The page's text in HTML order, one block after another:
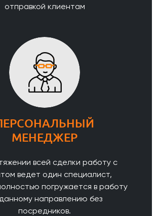
отправкой клиентам
МЕНЕДЖЕР
всей сделки работу с
ведет один специалист,
погружается в работу
направлению без
посредников.